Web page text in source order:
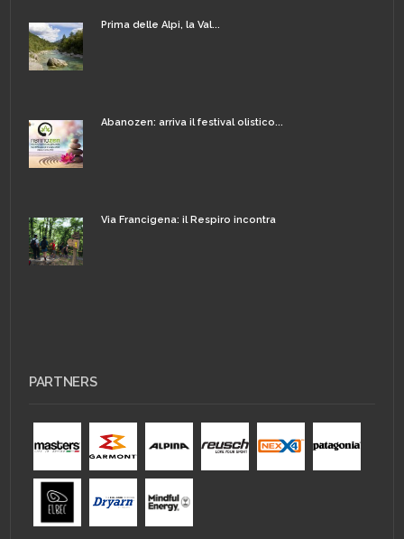
Prima delle Alpi, la Val...
Abanozen: arriva il festival olistico...
Via Francigena: il Respiro incontra
PARTNERS